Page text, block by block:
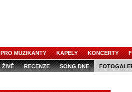
PRO MUZIKANTY KAPELY KONCERTY
ŽIVĚ RECENZE SONG DNE